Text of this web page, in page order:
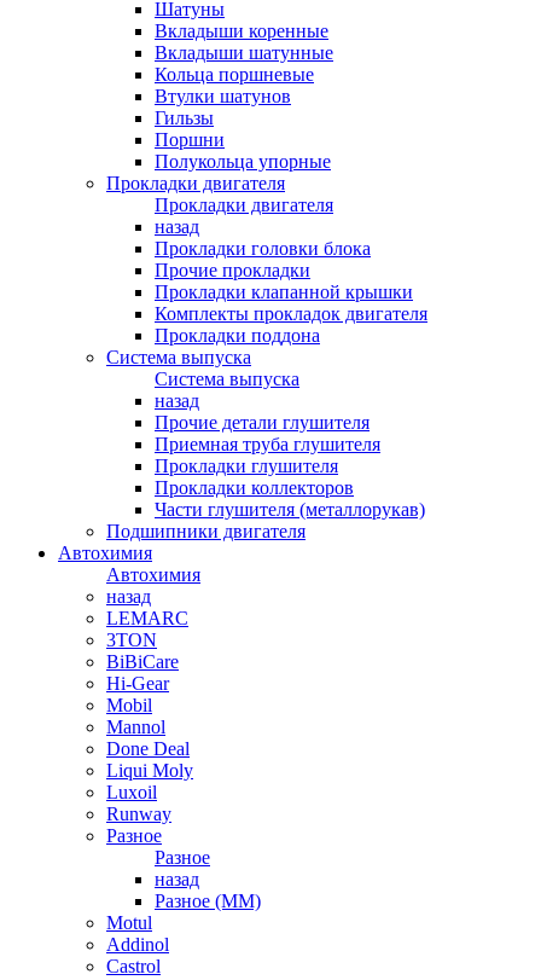
Шатуны
Вкладыши коренные
Вкладыши шатунные
Кольца поршневые
Втулки шатунов
Гильзы
Поршни
Полукольца упорные
Прокладки двигателя
Прокладки двигателя
назад
Прокладки головки блока
Прочие прокладки
Прокладки клапанной крышки
Комплекты прокладок двигателя
Прокладки поддона
Система выпуска
Система выпуска
назад
Прочие детали глушителя
Приемная труба глушителя
Прокладки глушителя
Прокладки коллекторов
Части глушителя (металлорукав)
Подшипники двигателя
Автохимия
Автохимия
назад
LEMARC
3TON
BiBiCare
Hi-Gear
Mobil
Mannol
Done Deal
Liqui Moly
Luxoil
Runway
Разное
Разное
назад
Разное (ММ)
Motul
Addinol
Castrol